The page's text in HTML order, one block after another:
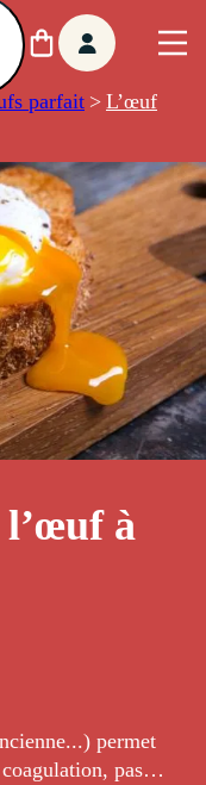
parfait > L’œuf
à
permet
pas